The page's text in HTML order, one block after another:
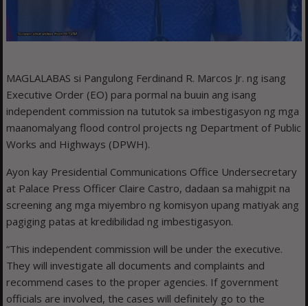
MAGLALABAS si Pangulong Ferdinand R. Marcos Jr. ng isang
Executive Order (EO) para pormal na buuin ang isang
independent commission na tututok sa imbestigasyon ng mga
maanomalyang flood control projects ng Department of Public
Works and Highways (DPWH).
Ayon kay Presidential Communications Office Undersecretary
at Palace Press Officer Claire Castro, dadaan sa mahigpit na
screening ang mga miyembro ng komisyon upang matiyak ang
pagiging patas at kredibilidad ng imbestigasyon.
“This independent commission will be under the executive.
They will investigate all documents and complaints and
recommend cases to the proper agencies. If government
officials are involved, the cases will definitely go to the